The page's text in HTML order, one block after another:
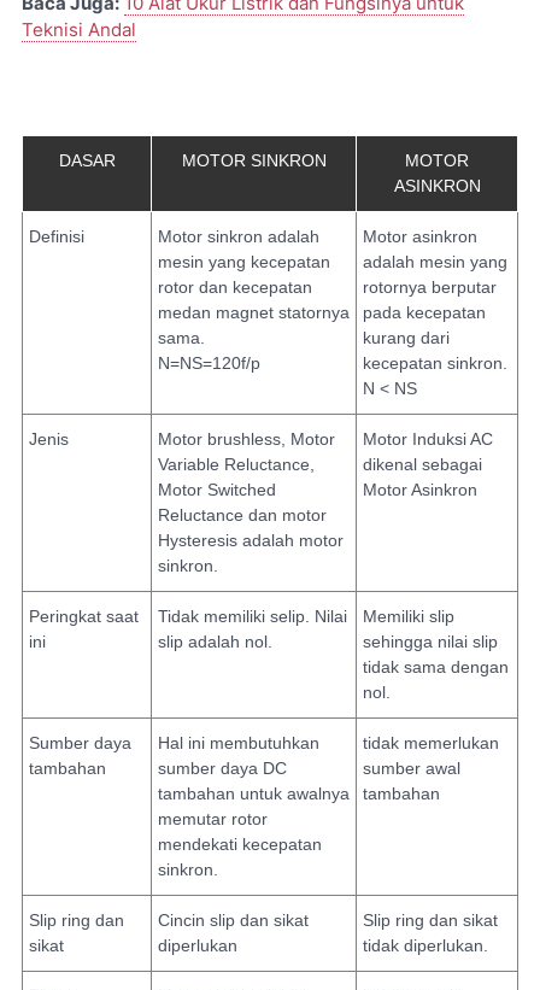
Teknisi Andal
DASAR MOTOR SINKRON
MOTOR
ASINKRON
Definisi
Motor sinkron adalah
mesin yang kecepatan
rotor dan kecepatan
medan magnet statornya
sama.
N=NS=120f/p
Motor asinkron
adalah mesin yang
rotornya berputar
pada kecepatan
kurang dari
kecepatan sinkron.
N < NS
Jenis
Motor brushless, Motor
Variable Reluctance,
Motor Switched
Reluctance dan motor
Hysteresis adalah motor
sinkron.
Motor Induksi AC
dikenal sebagai
Motor Asinkron
Peringkat saat
ini
Tidak memiliki selip. Nilai
slip adalah nol.
Memiliki slip
sehingga nilai slip
tidak sama dengan
nol.
Sumber daya
tambahan
Hal ini membutuhkan
sumber daya DC
tambahan untuk awalnya
memutar rotor
mendekati kecepatan
sinkron.
tidak memerlukan
sumber awal
tambahan
Slip ring dan
sikat
Cincin slip dan sikat
diperlukan
Slip ring dan sikat
tidak diperlukan.